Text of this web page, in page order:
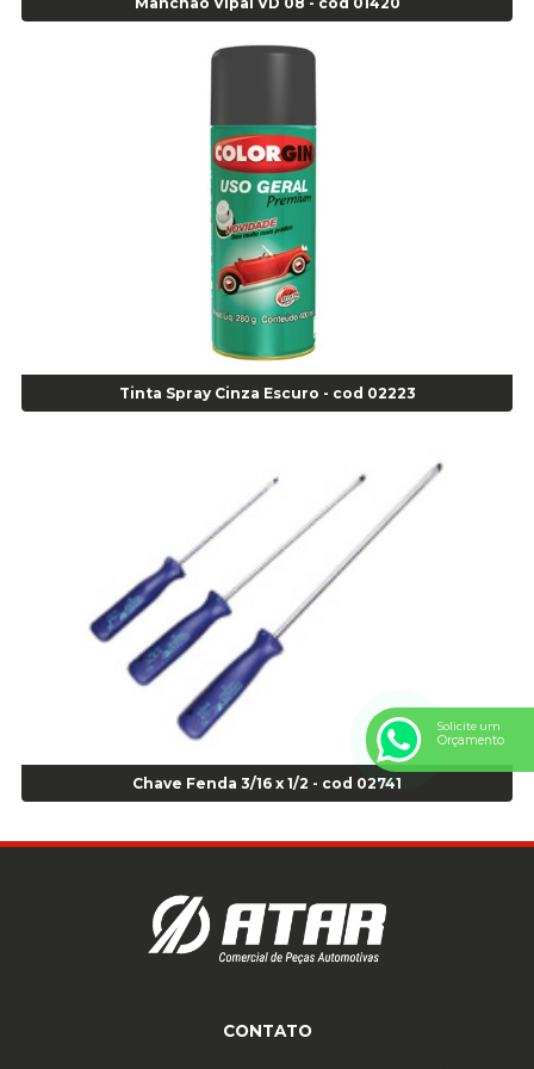
Alicate de Pressão Corneta (Cód. 01780)
Alicate de Pressão Gedore - Cod 01856
Alicate para Anéis Externos com Bico Curvo - Gedore A21 - Cod 00895
Alicate para Anéis Internos Bico Curvo - Gedore J21 - Cod 00893
Alicate para Anéis Tipo Trava Câmbio 8134 Gedore - Cod 02008
Alicate para Balanceamento - Cod 03078
Alicate para trava de cambio 398 11" - Corneta - Cod 03113
Alicate Universal - Cod 01718
Alicate Universal 8" Gedore - Cod 00133
Anel Centralizador Fiat 4 pçs - Amarelo - Cod 00517
Anel Centralizador Ford 4pçs - Verde - Cod 00518
Anel Centralizador Peugeot 4pçs - Branco - Cod 01466
Anel Centralizador Renault 4pçs - Marrom - Cod 01467
Anel Centralizador Toyota 4pçs - Preto - Cod 01335
Anel Centralizador VW 4pçs - Laranja - Cod 00520
Anel de vedação Jumbo OR-224 TG - Cod: 03749
Anel de vedação Jumbo OR-449 Cod: 03752
Anel p/ montagem de pneu s/cam aro 22,5 - Cod 00166
Anel para Montagem do Pneu Sem Câmara Aro 24,5 - Cod 02935
Anel para Vedação OR 25 - Cod 01766
Anel para Vedação OR 325 - Cod 03390
Anel para Vedação OR 325 Nacional -Cod 01768
Anel para Vedação OR 335 Importado - Cod 01771
Anel para Vedação OR 339 - Cod 01772
Anel para Vedação OR 88 - Cod 01767
Tinta Spray Cinza Escuro - cod 02223
Chave Fenda 3/16 x 1/2 - cod 02741
CONTATO
Solicite um
Orçamento